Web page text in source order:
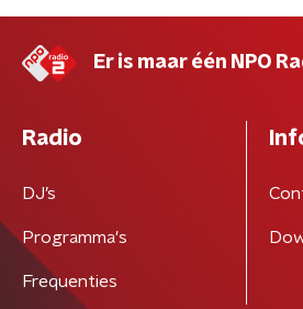
Er is maar één NPO
Radio
DJ’s
Programma's
Frequenties